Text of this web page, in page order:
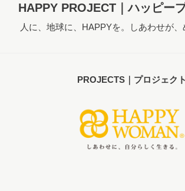
HAPPY PROJECT｜ハッピー
人に、地球に、HAPPYを。しあわせが、
PROJECTS｜プロジェクト